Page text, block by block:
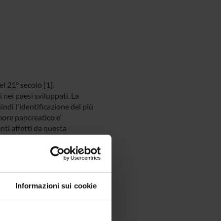
Informazioni sui cookie
21° secolo [1].
paesi sviluppati. La
l'identificazione dei più
pancreatico e’
affetti da questa
hanno
un recente studio
sia associato ad una
pancreatico,
essere fondamentale
gli adipociti a gli